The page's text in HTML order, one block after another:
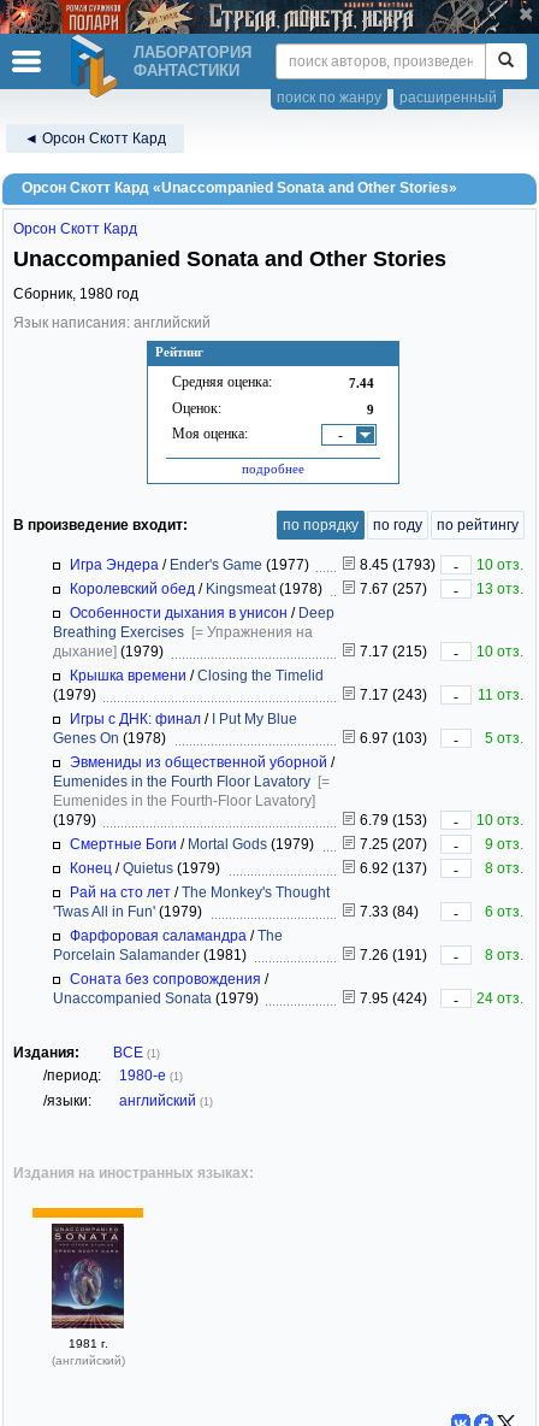
ЛАБОРАТОРИЯ
ФАНТАСТИКИ
расширенный
поиск по жанру
◄ Орсон Скотт Кард
Орсон Скотт Кард «Unaccompanied Sonata and Other Stories»
Рейтинг
Средняя оценка: 7.44
Оценок: 9
Моя оценка: -
подробнее
Орсон Скотт Кард
Unaccompanied Sonata and Other Stories
Сборник, 1980 год
Язык написания: английский
В произведение входит: по порядку по году по рейтингу
Игра Эндера / Ender's Game (1977) 8.45 (1793) -
10 отз.
Королевский обед / Kingsmeat(1978) 7.67 (257) -
13 отз.
Особенности дыхания в унисон / Deep
Breathing Exercises [= Упражнения на
дыхание] (1979) 7.17 (215) -
10 отз.
Крышка времени /Closing the Timelid
(1979)
7.17 (243) -
11 отз.
Игры с ДНК: финал / I Put My Blue
Genes On (1978) 6.97 (103) -
5 отз.
Эвмениды из общественной уборной /
Eumenides in the Fourth Floor Lavatory [=
Eumenides in the Fourth-Floor Lavatory]
(1979)
6.79 (153) -
10 отз.
Смертные Боги / Mortal Gods (1979) 7.25 (207) -
9 отз.
Конец /Quietus (1979) 6.92 (137) -
8 отз.
Рай на сто лет /The Monkey's Thought
'Twas All in Fun' (1979) 7.33 (84) -
6 отз.
Фарфоровая саламандра /The
Porcelain Salamander (1981) 7.26 (191) -
8 отз.
Соната без сопровождения /
Unaccompanied Sonata (1979) 7.95 (424) - 24 отз.
Издания: ВСЕ (1)
/период: 1980-е (1)
/языки: английский (1)
Издания на иностранных языках:
1981 г.
(английский)